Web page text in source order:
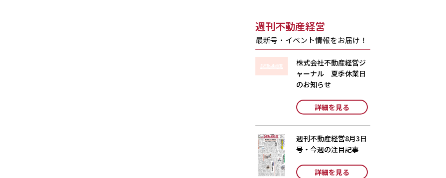
週刊不動産経営
最新号・イベント情報をお届け！
株式会社不動産経営ジ
ャーナル 夏季休業日
のお知らせ
詳細を見る
週刊不動産経営8月3日
号・今週の注目記事
詳細を見る